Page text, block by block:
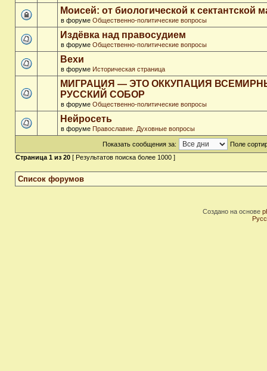
Моисей: от биологической к сектантской
в форуме Общественно-политические вопросы
Издёвка над правосудием
в форуме Общественно-политические вопросы
Вехи
в форуме Историческая страница
МИГРАЦИЯ — ЭТО ОККУПАЦИЯ
РУССКИЙ СОБОР
в форуме Общественно-политические вопросы
Нейросеть
в форуме Православие. Духовные вопросы
Показать сообщения за:
Поле
Страница 1 из 20 [ Результатов поиска более 1000 ]
Список форумов
Создано на основе